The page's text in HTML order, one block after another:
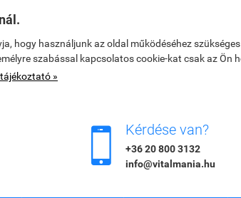
hogy használjunk az oldal működéséhez
szabással kapcsolatos cookie-kat csak az Ön
»
 Kérdése van?
+36 20 800 3132
info@vitalmania.hu